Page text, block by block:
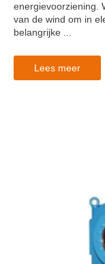
energievoorziening.
van de wind om in
belangrijke ...
Lees meer